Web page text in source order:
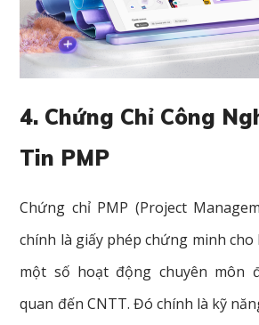
4. Chứng Chỉ Công
Tin PMP
Chứng chỉ PMP (Project
chính là giấy phép chứng minh
một số hoạt động chuyên môn
quan đến CNTT. Đó chính là kỹ